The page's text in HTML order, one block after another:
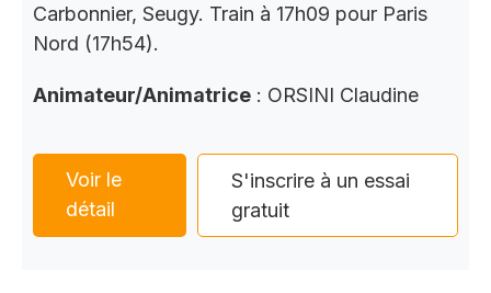
Carbonnier, Seugy. Train à 17h09 pour Paris
Nord (17h54).
Animateur/Animatrice : ORSINI Claudine
Voir le
détail
S'inscrire à un essai
gratuit